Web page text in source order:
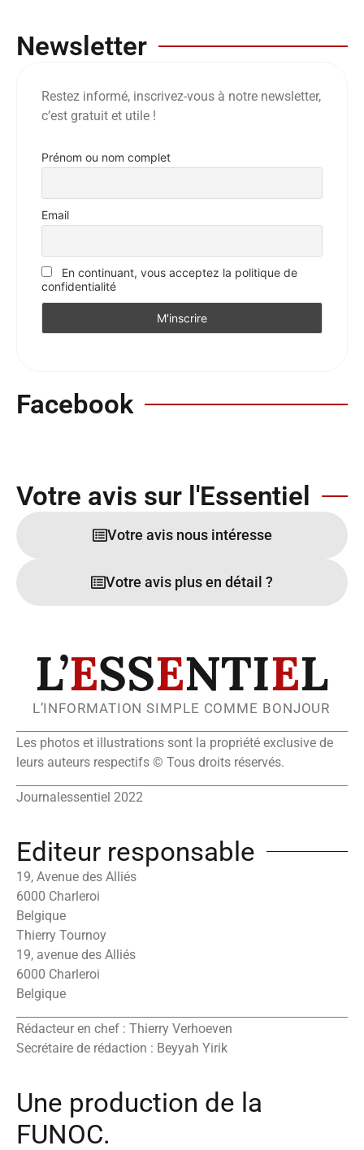
Newsletter
Restez informé, inscrivez-vous à notre newsletter,
c’est gratuit et utile !
Prénom ou nom complet
Email
En continuant, vous acceptez la politique de
confidentialité
Facebook
Votre avis sur l'Essentiel
Votre avis nous intéresse
Votre avis plus en détail ?
L’ESSENTIEL
L’INFORMATION SIMPLE COMME BONJOUR
Les photos et illustrations sont la propriété exclusive de
leurs auteurs respectifs © Tous droits réservés.
Journalessentiel 2022
Editeur responsable
19, Avenue des Alliés
6000 Charleroi
Belgique
Thierry Tournoy
19, avenue des Alliés
6000 Charleroi
Belgique
Rédacteur en chef : Thierry Verhoeven
Secrétaire de rédaction : Beyyah Yirik
Une production de la
FUNOC.